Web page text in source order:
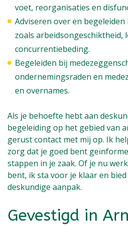
voet, reorganisaties en
Adviseren over en
zoals arbeidsongeschiktheid,
concurrentiebeding.
Begeleiden bij
ondernemingsraden en
en overnames.
Als je behoefte hebt aan
begeleiding op het gebied van
gerust contact met mij op. Ik
zorg dat je goed bent
stappen in je zaak. Of je nu
bent, ik sta voor je klaar en
deskundige aanpak.
Gevestigd in